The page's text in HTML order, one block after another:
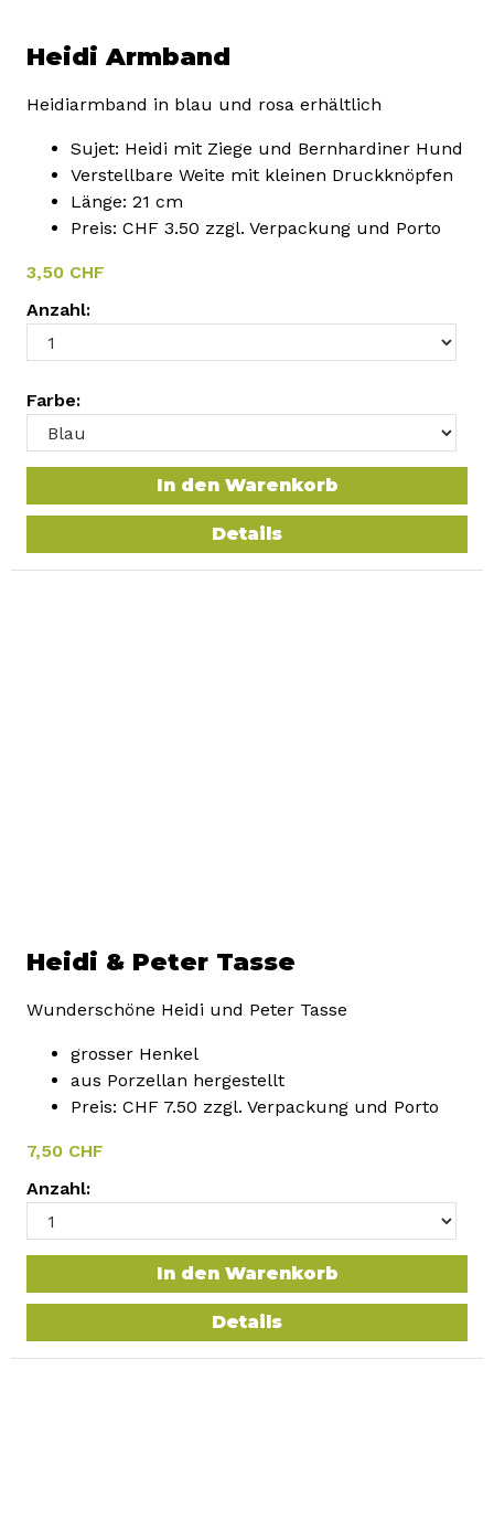
Heidi Armband
Heidiarmband in blau und rosa erhältlich
Sujet: Heidi mit Ziege und Bernhardiner Hund
Verstellbare Weite mit kleinen Druckknöpfen
Länge: 21 cm
Preis: CHF 3.50 zzgl. Verpackung und Porto
3,50 CHF
Anzahl:
Farbe:
In den Warenkorb
Details
Heidi & Peter Tasse
Wunderschöne Heidi und Peter Tasse
grosser Henkel
aus Porzellan hergestellt
Preis: CHF 7.50 zzgl. Verpackung und Porto
7,50 CHF
Anzahl:
In den Warenkorb
Details